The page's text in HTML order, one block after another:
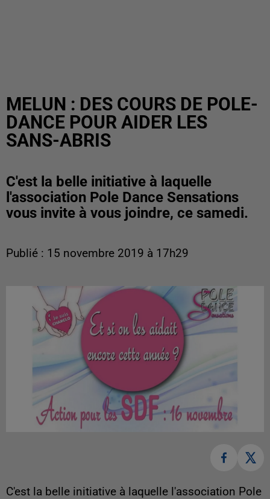
MELUN : DES COURS DE POLE-
DANCE POUR AIDER LES
SANS-ABRIS
C'est la belle initiative à laquelle
l'association Pole Dance Sensations
vous invite à vous joindre, ce samedi.
Publié : 15 novembre 2019 à 17h29
C'est la belle initiative à laquelle l'association Pole